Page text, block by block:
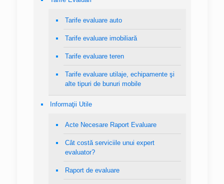
Tarife evaluare auto
Tarife evaluare imobiliară
Tarife evaluare teren
Tarife evaluare utilaje, echipamente şi
alte tipuri de bunuri mobile
Informaţii Utile
Acte Necesare Raport Evaluare
Cât costă serviciile unui expert
evaluator?
Raport de evaluare